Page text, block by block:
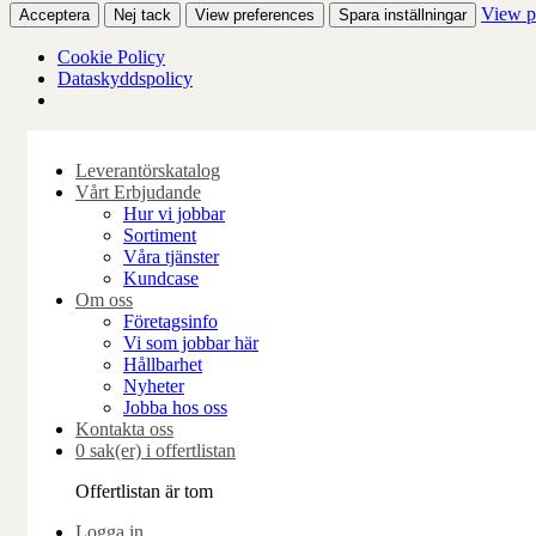
Acceptera Nej tack View preferences Spara inställningar View
Cookie Policy
Dataskyddspolicy
Leverantörskatalog
Vårt Erbjudande
Hur vi jobbar
Sortiment
Våra tjänster
Kundcase
Om oss
Företagsinfo
Vi som jobbar här
Hållbarhet
Nyheter
Jobba hos oss
Kontakta oss
0 sak(er) i offertlistan
Offertlistan är tom